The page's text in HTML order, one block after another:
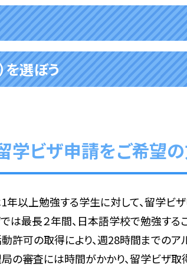
月以上の学習を希望される方は原則とし
取得すると最長２年間日本語学校での
請から入学までに5-6か月かかります。
が皆さんに変わって申請いたします。
の入学時期は、1年に4回（1月・4月・7月
申請する方は、申請時期が設定されて
を選ぼう
渡辺寮 新小岩寮
学ビザ申請をご希望
年以上勉強する学生に対して、留学ビ
は最長２年間、日本語学校で勉強する
許可の取得により、週28時間までの
の審査には時間がかかり、留学ビザ取